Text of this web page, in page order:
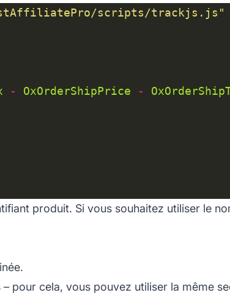
scripts/trackjs.js"
- OxOrderShipPrice -
produit. Si vous souhaitez utiliser le
pour cela, vous pouvez utiliser la même